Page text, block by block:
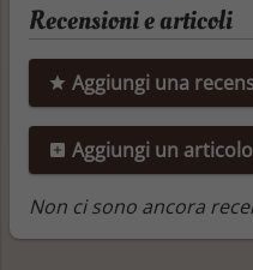
Recensioni e articoli
Aggiungi una
Aggiungi un articolo
Non ci sono ancora